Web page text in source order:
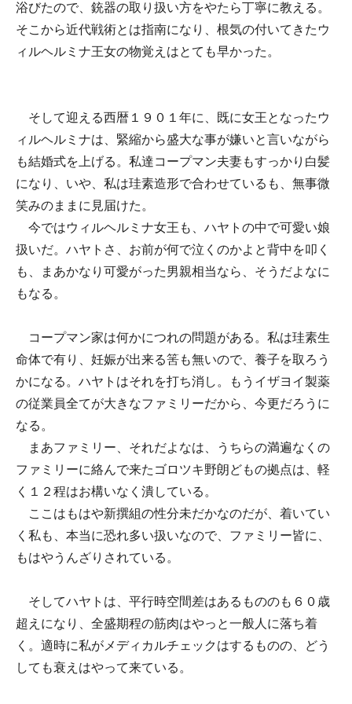
浴びたので、銃器の取り扱い方をやたら丁寧に教える。
そこから近代戦術とは指南になり、根気の付いてきたウ
ィルヘルミナ王女の物覚えはとても早かった。
そして迎える西暦１９０１年に、既に女王となったウ
ィルヘルミナは、緊縮から盛大な事が嫌いと言いながら
も結婚式を上げる。私達コープマン夫妻もすっかり白髪
になり、いや、私は珪素造形で合わせているも、無事微
笑みのままに見届けた。
今ではウィルヘルミナ女王も、ハヤトの中で可愛い娘
扱いだ。ハヤトさ、お前が何で泣くのかよと背中を叩く
も、まあかなり可愛がった男親相当なら、そうだよなに
もなる。
コープマン家は何かにつれの問題がある。私は珪素生
命体で有り、妊娠が出来る筈も無いので、養子を取ろう
かになる。ハヤトはそれを打ち消し。もうイザヨイ製薬
の従業員全てが大きなファミリーだから、今更だろうに
なる。
まあファミリー、それだよなは、うちらの満遍なくの
ファミリーに絡んで来たゴロツキ野朗どもの拠点は、軽
く１２程はお構いなく潰している。
ここはもはや新撰組の性分未だかなのだが、着いてい
く私も、本当に恐れ多い扱いなので、ファミリー皆に、
もはやうんざりされている。
そしてハヤトは、平行時空間差はあるもののも６０歳
超えになり、全盛期程の筋肉はやっと一般人に落ち着
く。適時に私がメディカルチェックはするものの、どう
しても衰えはやって来ている。